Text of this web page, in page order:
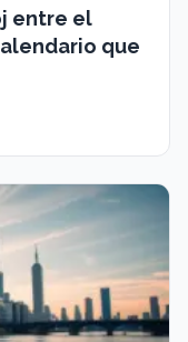
entre el
que